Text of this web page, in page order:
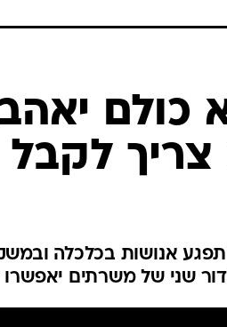
כולם
לקבל
אנושות בכלכלה
שני של משרתים יאפשרו